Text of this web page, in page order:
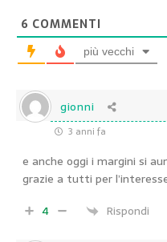
6 COMMENTI
più vecchi
gionni
3 anni fa
e anche oggi i margini si
grazie a tutti per
4
Rispondi